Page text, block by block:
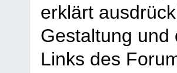
erklärt
Gestaltung und
Links des